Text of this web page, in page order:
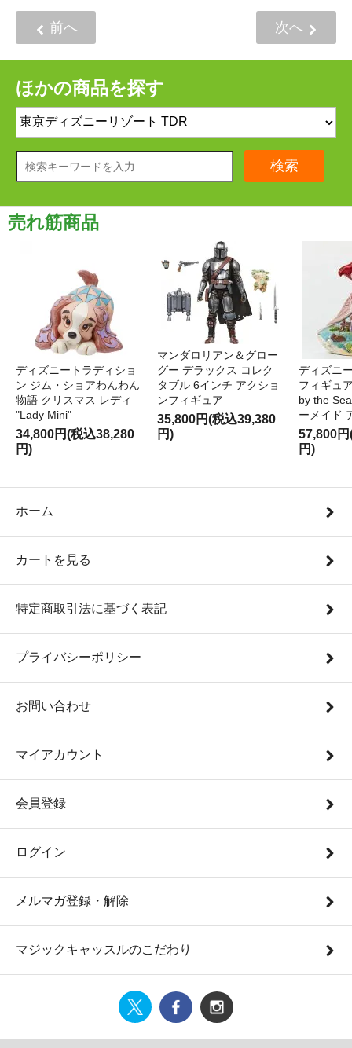
前へ 次へ
ほかの商品を探す
検索
売れ筋商品
ディズニートラディショ
ン ジム・ショアわんわん
物語 クリスマス レディ
"Lady Mini"
34,800円(税込38,280
円)
マンダロリアン＆グロー
グー デラックス コレク
タブル 6インチ アクショ
ンフィギュア
35,800円(税込39,380
円)
ディズニ
フィギュ
by the
ーメイド
57,800
円)
ホーム
カートを見る
特定商取引法に基づく表記
プライバシーポリシー
お問い合わせ
マイアカウント
会員登録
ログイン
メルマガ登録・解除
マジックキャッスルのこだわり